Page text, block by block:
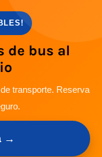
de bus al
transporte. Reserva
→